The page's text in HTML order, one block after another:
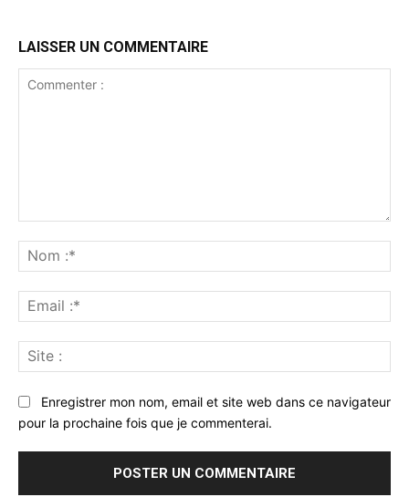
LAISSER UN COMMENTAIRE
:*
:*
:
Enregistrer mon nom, email et site web dans ce navigateur
pour la prochaine fois que je commenterai.